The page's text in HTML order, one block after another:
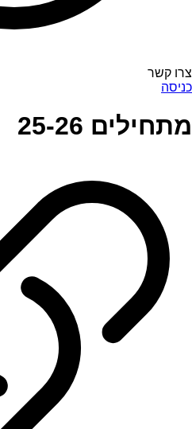
צרו קשר
כניסה
מתחילים 25-26